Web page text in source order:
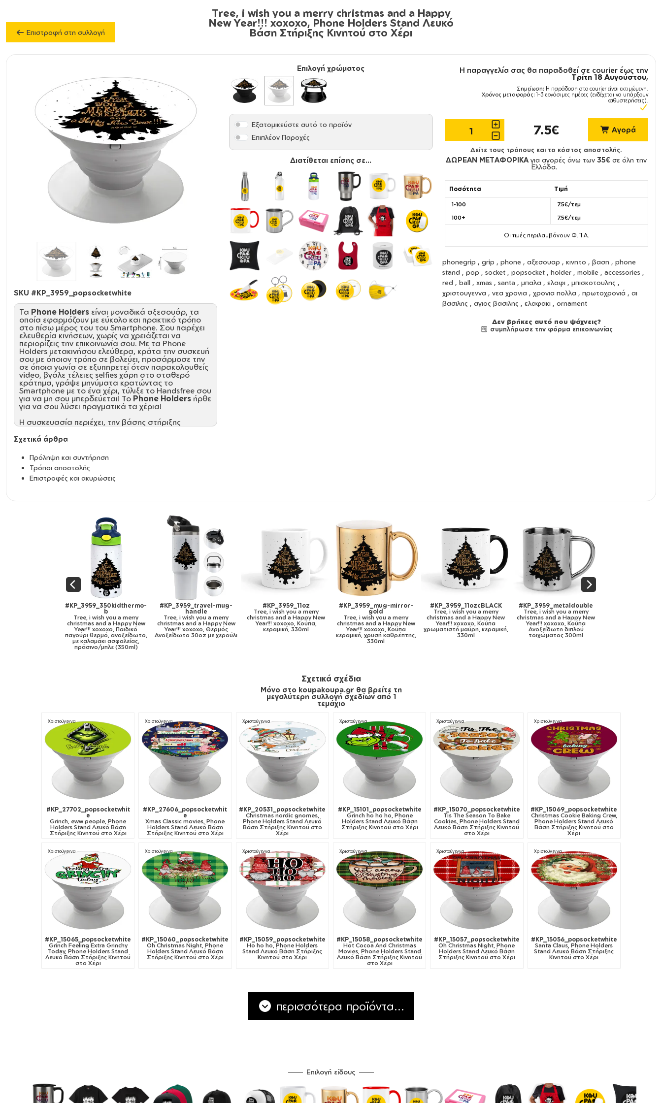
Επιστροφή στη συλλογή
Tree, i wish you a merry christmas and a Happy
New Year!!! xoxoxo, Phone Holders Stand Λευκό
Βάση Στήριξης Κινητού στο Χέρι
SKU #KP_3959_popsocketwhite
Τα Phone Holders είναι μοναδικά αξεσουάρ, τα
οποία εφαρμόζουν με εύκολο και πρακτικό τρόπο
στο πίσω μέρος του του Smartphone. Σου παρέχει
ελευθερία κινήσεων, χωρίς να χρειάζεται να
περιορίζεις την επικοινωνία σου. Με τα Phone
Holders μετακινήσου ελεύθερα, κράτα την συσκευή
σου με όποιον τρόπο σε βολεύει, προσάρμοσε την
σε όποια γωνία σε εξυπηρετεί όταν παρακολουθείς
video, βγάλε τέλειες selfies χάρη στο σταθερό
κράτημα, γράψε μηνύματα κρατώντας το
Smartphone με το ένα χέρι, τύλιξε το Handsfree σου
για να μη σου μπερδεύεται! Το Phone Holders ήρθε
για να σου λύσει πραγματικά τα χέρια!
Η συσκευασία περιέχει, την βάσης στήριξης
αυτοκόλλητη κόλα, σε ατομική συσκευασία.
Διάσταση: 4cm
Τοποθέτηση: Με αυτοκόλλητη βάση
Βάση στήριξης τοίχου: ΝΑΙ
Σχετικά άρθρα
Πρόληψη και συντήρηση
Τρόποι αποστολής
Επιστροφές και ακυρώσεις
Επιλογή χρώματος
Εξατομικεύστε αυτό το προϊόν
Επιπλέον Παροχές
Διατίθεται επίσης σε...
Η παραγγελία σας θα παραδοθεί σε courier έως την
Τρίτη 18 Αυγούστου,
Σημείωση: Η παράδοση στο courier είναι εκτιμώμενη.
Χρόνος μεταφοράς: 1–3 εργάσιμες ημέρες (ενδέχεται να υπάρξουν
καθυστερήσεις).
7.5€ Αγορά
Δείτε τους τρόπους και το κόστος αποστολής.
ΔΩΡΕΑΝ ΜΕΤΑΦΟΡΙΚΑ για αγορές άνω των35€ σε όλη την
Ελλάδα.
Ποσότητα Τιμή
1-100
7.5€/τεμ
100+
7.5€/τεμ
Οι τιμές περιλαμβάνουν Φ.Π.Α.
phonegrip , grip , phone, αξεσουαρ , κινητο , βαση , phone
stand , pop , socket, popsocket, holder, mobile, accessories ,
red , ball , xmas , santa , μπαλα , ελαφι , μπισκοτουλης ,
χριστουγεννα , νεα χρονια , χρονια πολλα , πρωτοχρονιά , αι
βασιλης , αγιος βασιλης , ελαφακι , ornament
Δεν βρήκες αυτό που ψάχνεις?
συμπλήρωσε την φόρμα επικοινωνίας
#KP_3959_travel-mug-
and a Happy New
30oz με χερούλι
#KP_3959_11oz
Tree, i wish you a merry
christmas and a Happy New
Year!!! xoxoxo, Κούπα,
κεραμική, 330ml
#KP_3959_mug-mirror-
Tree, i wish you a merry
christmas and a Happy New
Year!!! xoxoxo, Κούπα
κεραμική, χρυσή καθρέπτης,
330ml
#KP_3959_11ozcBLACK
Tree, i wish you a merry
christmas and a Happy New
Year!!! xoxoxo, Κούπα
χρωματιστή μαύρη, κεραμική,
#KP_3959_metaldouble
Tree, i wish you a merry
christmas and a Happy New
Year!!! xoxoxo, Κούπα
Ανοξείδωτη διπλού
τοιχώματος 300ml
#KP_3959_gymbag-bb-
white
Tree, i wish you a merry
christmas and a Happy New
Year!!! xoxoxo, Τσάντα πλάτης
πουγκί GYMBAG λευκή, με
#KP_3959_mousepad-
round
Tree, i wish you a merry
christmas and a Happy New
Year!!! xoxoxo, Mousepad
Στρογγυλό 20cm
Σχετικά σχέδια
Μόνο στο koupakoupa.gr θα βρείτε τη
μεγαλύτερη συλλογή σχεδίων από 1
τεμάχιο
Χριστούγεννα
#KP_27702_popsocketwhit
e
Grinch, eww people, Phone
Holders Stand Λευκό Βάση
Στήριξης Κινητού στο Χέρι
Χριστούγεννα
#KP_27606_popsocketwhit
e
Xmas Classic movies, Phone
Holders Stand Λευκό Βάση
Στήριξης Κινητού στο Χέρι
Χριστούγεννα
#KP_20531_popsocketwhite
Christmas nordic gnomes,
Phone Holders Stand Λευκό
Βάση Στήριξης Κινητού στο
Χέρι
Χριστούγεννα
#KP_15101_popsocketwhite
Grinch ho ho ho, Phone
Holders Stand Λευκό Βάση
Στήριξης Κινητού στο Χέρι
Χριστούγεννα
#KP_15070_popsocketwhite
Tis The Season To Bake
Cookies, Phone Holders Stand
Λευκό Βάση Στήριξης Κινητού
στο Χέρι
Χριστούγεννα
#KP_15069_popsocketwhite
Christmas Cookie Baking Crew,
Phone Holders Stand Λευκό
Βάση Στήριξης Κινητού στο
Χέρι
Χριστούγεννα
#KP_15065_popsocketwhite
Grinch Feeling Extra Grinchy
Today, Phone Holders Stand
Λευκό Βάση Στήριξης Κινητού
στο Χέρι
Χριστούγεννα
#KP_15060_popsocketwhite
Oh Christmas Night, Phone
Holders Stand Λευκό Βάση
Στήριξης Κινητού στο Χέρι
Χριστούγεννα
#KP_15059_popsocketwhite
Ho ho ho, Phone Holders
Stand Λευκό Βάση Στήριξης
Κινητού στο Χέρι
Χριστούγεννα
#KP_15058_popsocketwhite
Hot Cocoa And Christmas
Movies, Phone Holders Stand
Λευκό Βάση Στήριξης Κινητού
στο Χέρι
Χριστούγεννα
#KP_15057_popsocketwhite
Oh Christmas Night, Phone
Holders Stand Λευκό Βάση
Στήριξης Κινητού στο Χέρι
Χριστούγεννα
#KP_15056_popsocketwhite
Santa Claus, Phone Holders
Stand Λευκό Βάση Στήριξης
Κινητού στο Χέρι
περισσότερα προϊόντα...
Επιλογή είδους